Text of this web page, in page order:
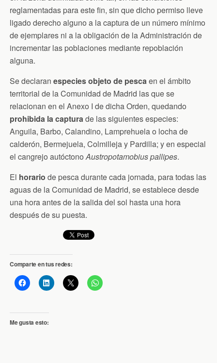
reglamentadas para este fin, sin que dicho permiso lleve
ligado derecho alguno a la captura de un número mínimo
de ejemplares ni a la obligación de la Administración de
incrementar las poblaciones mediante repoblación
alguna.
Se declaran especies objeto de pescaen el ámbito
territorial de la Comunidad de Madrid las que se
relacionan en el Anexo I de dicha Orden, quedando
prohibida la capturade las siguientes especies:
Anguila, Barbo, Calandino, Lamprehuela o locha de
calderón, Bermejuela, Colmilleja y Pardilla; y en especial
el cangrejo autóctonoAustropotamobius pallipes.
El horario de pesca durante cada jornada, para todas las
aguas de la Comunidad de Madrid, se establece desde
una hora antes de la salida del sol hasta una hora
después de su puesta.
Comparte en tus redes:
Me gusta esto: